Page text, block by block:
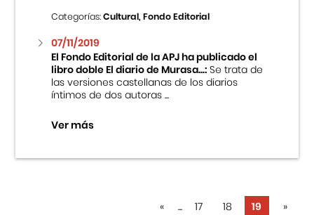
Categorías:Cultural, Fondo Editorial
07/11/2019
El Fondo Editorial de la APJ ha publicado el
libro doble El diario de Murasa...:Se trata de
las versiones castellanas de los diarios
íntimos de dos autoras ...
Ver más
« ... 17 18 19 »